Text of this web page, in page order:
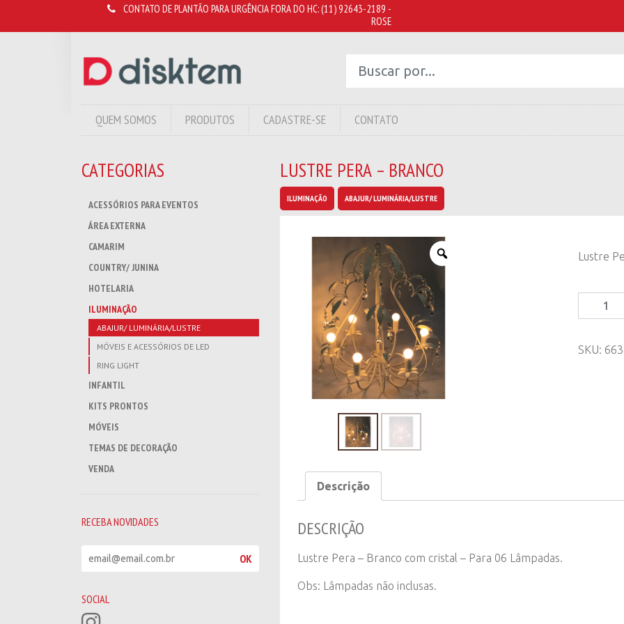
CONTATO DE PLANTÃO PARA URGÊNCIA FORA DO HC:(11) 92643-2189 -
ROSE
QUEM SOMOS PRODUTOS CADASTRE-SE CONTATO
CATEGORIAS
ACESSÓRIOS PARA EVENTOS
ÁREA EXTERNA
CAMARIM
COUNTRY/ JUNINA
HOTELARIA
ILUMINAÇÃO
ABAJUR/ LUMINÁRIA/LUSTRE
MÓVEIS E ACESSÓRIOS DE LED
RING LIGHT
INFANTIL
KITS PRONTOS
MÓVEIS
TEMAS DE DECORAÇÃO
VENDA
RECEBA NOVIDADES
e
b
a
OK
SOCIAL
LUSTRE PERA – BRANCO
ILUMINAÇÃO ABAJUR/ LUMINÁRIA/LUSTRE
Lustre
Lustre
Pera
Branco
SKU:
Descrição
DESCRIÇÃO
Lustre Pera – Branco com cristal – Para 06 Lâmpadas.
Obs: Lâmpadas não inclusas.